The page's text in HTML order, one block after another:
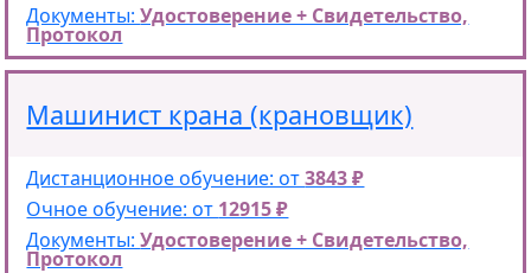
Документы:Удостоверение + Свидетельство,
Протокол
Машинист крана (крановщик)
Дистанционное обучение: от3843 ₽
Очное обучение: от 12915 ₽
Документы:Удостоверение + Свидетельство,
Протокол